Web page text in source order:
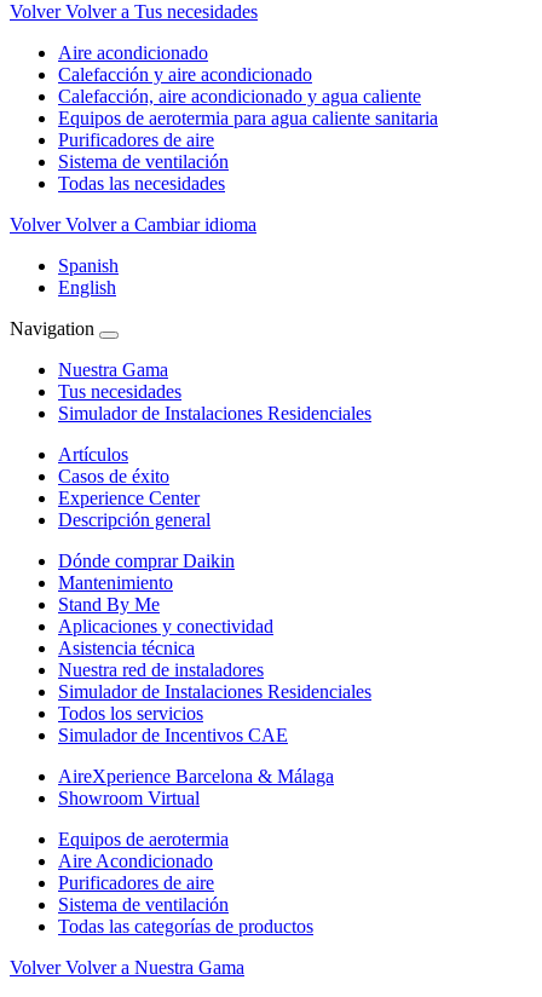
Volver Volver a Tus necesidades
Aire acondicionado
Calefacción y aire acondicionado
Calefacción, aire acondicionado y agua caliente
Equipos de aerotermia para agua caliente sanitaria
Purificadores de aire
Sistema de ventilación
Todas las necesidades
Volver Volver a Cambiar idioma
Spanish
English
Navigation
Nuestra Gama
Tus necesidades
Simulador de Instalaciones Residenciales
Artículos
Casos de éxito
Experience Center
Descripción general
Dónde comprar Daikin
Mantenimiento
Stand By Me
Aplicaciones y conectividad
Asistencia técnica
Nuestra red de instaladores
Simulador de Instalaciones Residenciales
Todos los servicios
Simulador de Incentivos CAE
AireXperience Barcelona & Málaga
Showroom Virtual
Equipos de aerotermia
Aire Acondicionado
Purificadores de aire
Sistema de ventilación
Todas las categorías de productos
Volver Volver a Nuestra Gama